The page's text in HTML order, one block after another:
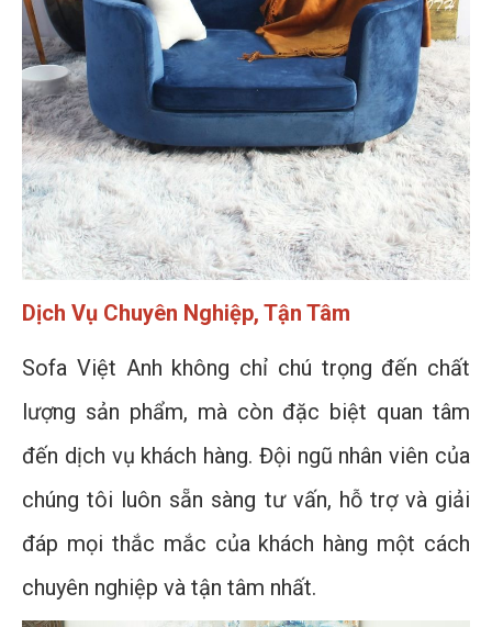
Dịch Vụ Chuyên Nghiệp, Tận Tâm
Sofa Việt Anh không chỉ chú trọng đến chất
lượng sản phẩm, mà còn đặc biệt quan tâm
đến dịch vụ khách hàng. Đội ngũ nhân viên của
chúng tôi luôn sẵn sàng tư vấn, hỗ trợ và giải
đáp mọi thắc mắc của khách hàng một cách
chuyên nghiệp và tận tâm nhất.